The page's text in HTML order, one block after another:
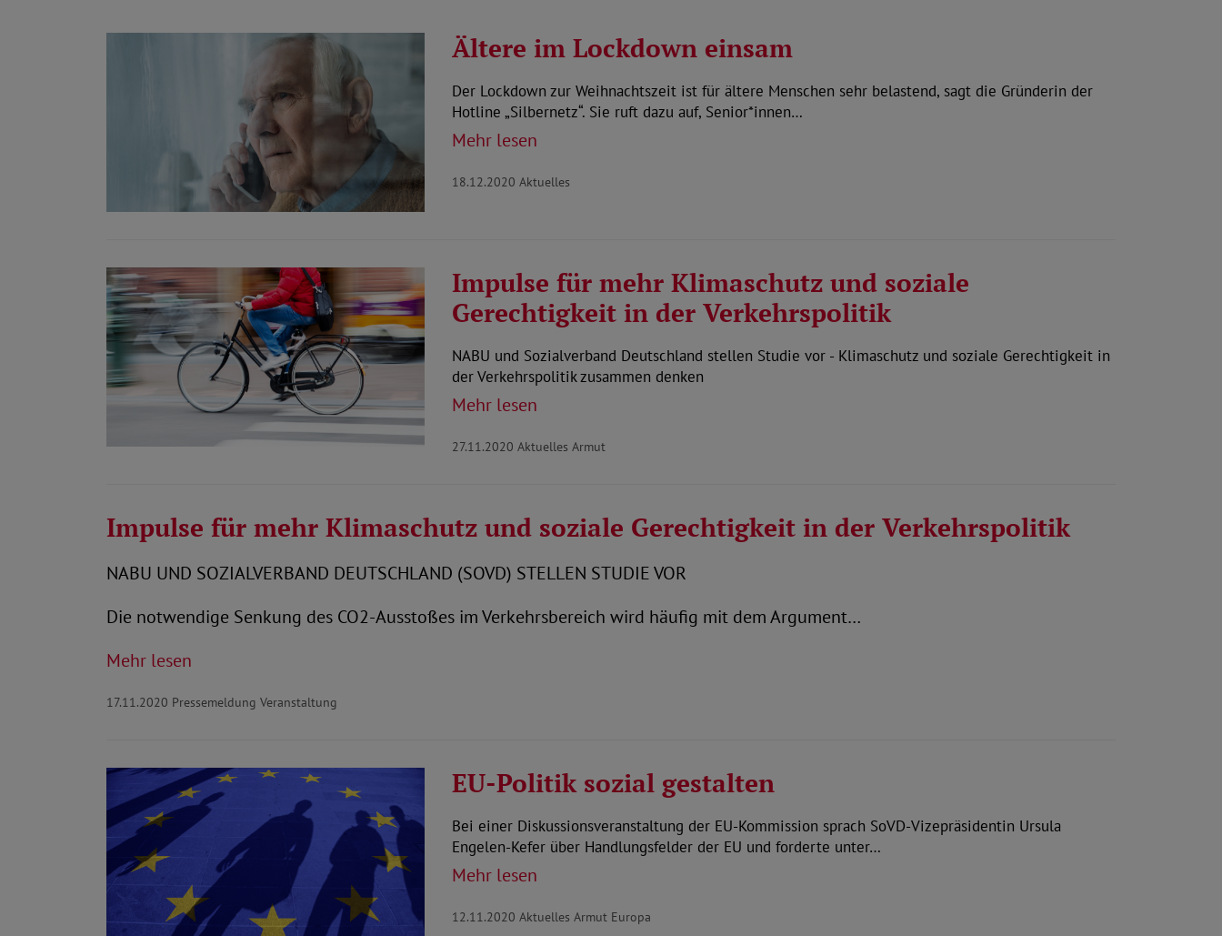
Ältere im Lockdown einsam
Der Lockdown zur Weihnachtszeit ist für ältere Menschen sehr belastend, sagt die Gründerin der
Hotline „Silbernetz“. Sie ruft dazu auf, Senior*innen…
Mehr lesen
18.12.2020 Aktuelles
Impulse für mehr Klimaschutz und soziale
Gerechtigkeit in der Verkehrspolitik
NABU und Sozialverband Deutschland stellen Studie vor - Klimaschutz und soziale Gerechtigkeit in
der Verkehrspolitik zusammen denken
Mehr lesen
27.11.2020 Aktuelles Armut
Impulse für mehr Klimaschutz und soziale Gerechtigkeit in der Verkehrspolitik
NABU UND SOZIALVERBAND DEUTSCHLAND (SOVD) STELLEN STUDIE VOR
Die notwendige Senkung des CO2-Ausstoßes im Verkehrsbereich wird häufig mit dem Argument…
Mehr lesen
17.11.2020 Pressemeldung Veranstaltung
EU-Politik sozial gestalten
Bei einer Diskussionsveranstaltung der EU-Kommission sprach SoVD-Vizepräsidentin Ursula
Engelen-Kefer über Handlungsfelder der EU und forderte unter…
Mehr lesen
12.11.2020 Aktuelles Armut Europa